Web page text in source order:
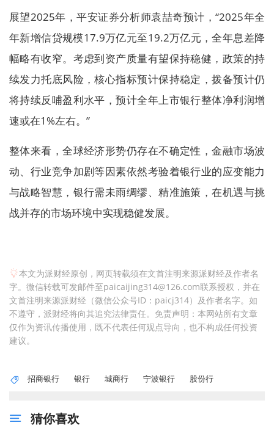
展望2025年，平安证券分析师袁喆奇预计，“2025年全
年新增信贷规模17.9万亿元至19.2万亿元，全年息差降
幅略有收窄。考虑到资产质量有望保持稳健，政策的持
续发力托底风险，核心指标预计保持稳定，拨备预计仍
将持续反哺盈利水平，预计全年上市银行整体净利润增
速或在1%左右。”
整体来看，全球经济形势仍存在不确定性，金融市场波
动、行业竞争加剧等因素依然考验着银行业的应变能力
与战略智慧，银行需未雨绸缪、精准施策，在机遇与挑
战并存的市场环境中实现稳健发展。
本文为派财经原创，网页转载须在文首注明来源派财经及作者名
字。微信转载可发邮件至paicaijing314@126.com联系授权，并在
文首注明来源派财经（微信公众号ID：paicj314）及作者名字。如
不遵守，派财经将向其追究法律责任。免责声明：本网站所有文章
仅作为资讯传播使用，既不代表任何观点导向，也不构成任何投资
建议。
招商银行 银行 城商行 宁波银行 股份行
猜你喜欢